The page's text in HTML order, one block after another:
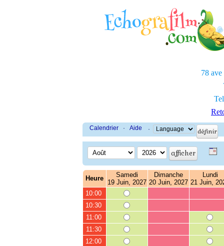
78 ave
Calendrier · Aide ·
Heure
Samedi
19 Juin, 2027
Dimanche
20 Juin, 2027
Lundi
21 Juin,
10:00
10:30
11:00
11:30
12:00